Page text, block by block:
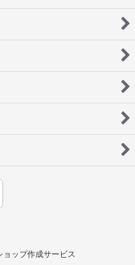
ョップ作成サービス